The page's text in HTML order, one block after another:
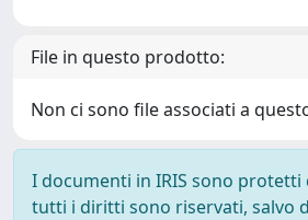
File in questo prodotto:
Non ci sono file associati a
I documenti in IRIS sono protetti
tutti i diritti sono riservati, salvo